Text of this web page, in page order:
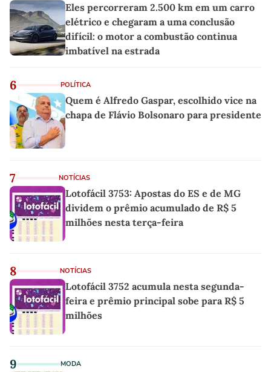
Eles percorreram 2.500 km em um carro
elétrico e chegaram a uma conclusão
difícil: o motor a combustão continua
imbatível na estrada
6 POLÍTICA
Quem é Alfredo Gaspar, escolhido vice na
chapa de Flávio Bolsonaro para presidente
7 NOTÍCIAS
Lotofácil 3753: Apostas do ES e de MG
dividem o prêmio acumulado de R$ 5
milhões nesta terça-feira
8 NOTÍCIAS
Lotofácil 3752 acumula nesta segunda-
feira e prêmio principal sobe para R$ 5
milhões
9 MODA